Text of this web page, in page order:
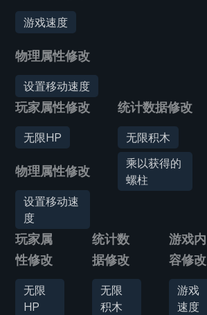
游戏速度
物理属性修改
设置移动速度
玩家属性修改
无限HP
物理属性修改
设置移动速
度
统计数据修改
无限积木
乘以获得的
螺柱
玩家属
性修改
无限
HP
统计数
据修改
无限
积木
游戏内
容修改
游戏
速度